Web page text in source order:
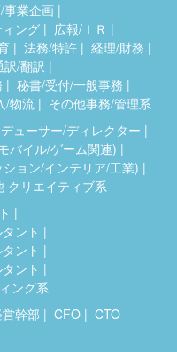
事業企画
ング
広報/ＩＲ
法務/特許
経理/財務
訳/翻訳
秘書/受付/一般事務
/物流
その他事務/管理系
ューサー/ディレクター
バイル/ゲーム関連)
ョン/インテリア/工業)
クリエイティブ系
ント
ント
ント
ング系
幹部 CFO
CTO